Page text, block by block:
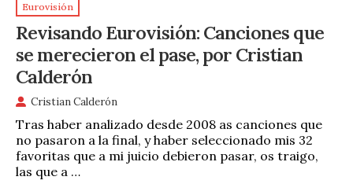
Eurovisión
Revisando Eurovisión: Canciones que
se merecieron el pase, por Cristian
Calderón
Cristian Calderón
Tras haber analizado desde 2008 as canciones que
no pasaron a la final, y haber seleccionado mis 32
favoritas que a mi juicio debieron pasar, os traigo,
las que a …